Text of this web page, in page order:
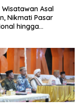
Asal
Nikmati Pasar
hingga